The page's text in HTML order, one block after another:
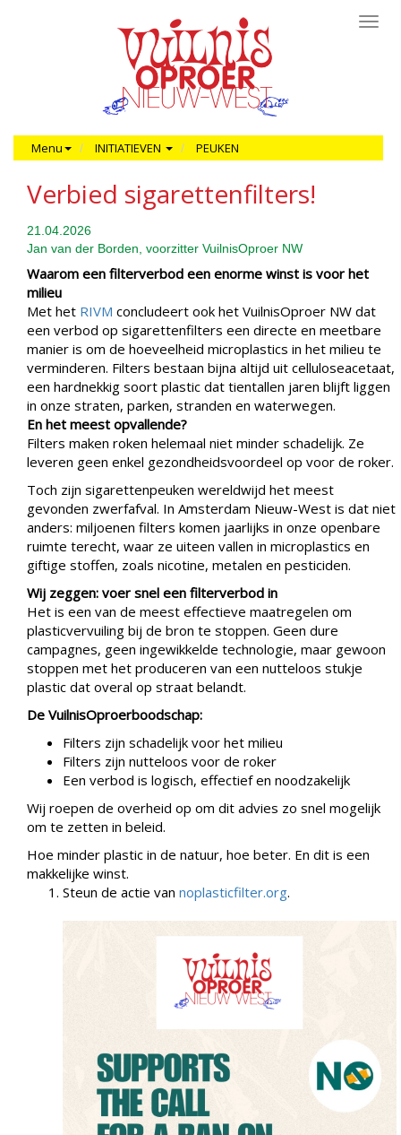
Menu INITIATIEVEN PEUKEN
Verbied sigarettenfilters!
21.04.2026
Jan van der Borden, voorzitter VuilnisOproer NW
Waarom een filterverbod een enorme winst is voor het
milieu
Met het RIVM concludeert ook het VuilnisOproer NW dat
een verbod op sigarettenfilters een directe en meetbare
manier is om de hoeveelheid microplastics in het milieu te
verminderen. Filters bestaan bijna altijd uit celluloseacetaat,
een hardnekkig soort plastic dat tientallen jaren blijft liggen
in onze straten, parken, stranden en waterwegen.
En het meest opvallende?
Filters maken roken helemaal niet minder schadelijk. Ze
leveren geen enkel gezondheidsvoordeel op voor de roker.
Toch zijn sigarettenpeuken wereldwijd het meest
gevonden zwerfafval. In Amsterdam Nieuw-West is dat niet
anders: miljoenen filters komen jaarlijks in onze openbare
ruimte terecht, waar ze uiteen vallen in microplastics en
giftige stoffen, zoals nicotine, metalen en pesticiden.
Wij zeggen: voer snel een filterverbod in
Het is een van de meest effectieve maatregelen om
plasticvervuiling bij de bron te stoppen. Geen dure
campagnes, geen ingewikkelde technologie, maar gewoon
stoppen met het produceren van een nutteloos stukje
plastic dat overal op straat belandt.
De VuilnisOproerboodschap:
Filters zijn schadelijk voor het milieu
Filters zijn nutteloos voor de roker
Een verbod is logisch, effectief en noodzakelijk
Wij roepen de overheid op om dit advies zo snel mogelijk
om te zetten in beleid.
Hoe minder plastic in de natuur, hoe beter. En dit is een
makkelijke winst.
Steun de actie van noplasticfilter.org.